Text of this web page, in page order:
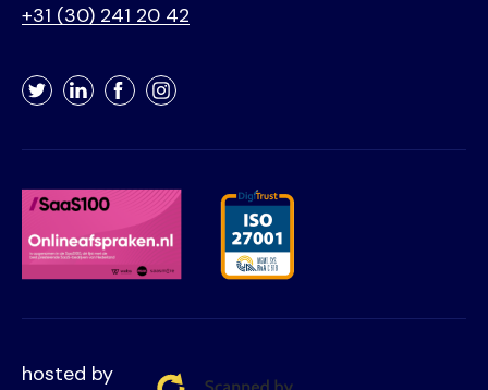
+31 (30) 241 20 42
TwitterLinkedInFacebookInstagram
hosted by